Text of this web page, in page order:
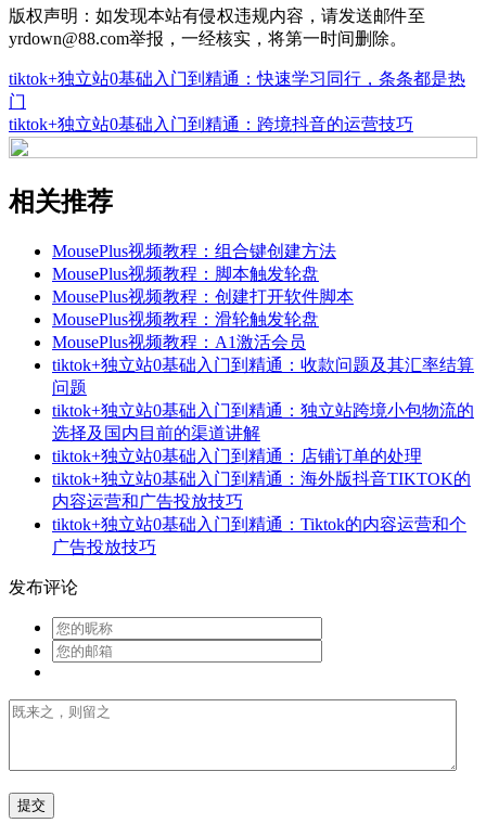
版权声明：如发现本站有侵权违规内容，请发送邮件至
yrdown@88.com举报，一经核实，将第一时间删除。
tiktok+独立站0基础入门到精通：快速学习同行，条条都是热
门
tiktok+独立站0基础入门到精通：跨境抖音的运营技巧
相关推荐
MousePlus视频教程：组合键创建方法
MousePlus视频教程：脚本触发轮盘
MousePlus视频教程：创建打开软件脚本
MousePlus视频教程：滑轮触发轮盘
MousePlus视频教程：A1激活会员
tiktok+独立站0基础入门到精通：收款问题及其汇率结算
问题
tiktok+独立站0基础入门到精通：独立站跨境小包物流的
选择及国内目前的渠道讲解
tiktok+独立站0基础入门到精通：店铺订单的处理
tiktok+独立站0基础入门到精通：海外版抖音TIKTOK的
内容运营和广告投放技巧
tiktok+独立站0基础入门到精通：Tiktok的内容运营和个
广告投放技巧
发布评论